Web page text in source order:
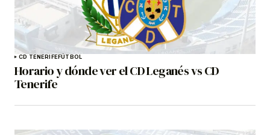
CD TENERIFEFÚTBOL
Horario y dónde ver el CD Leganés vs CD
Tenerife